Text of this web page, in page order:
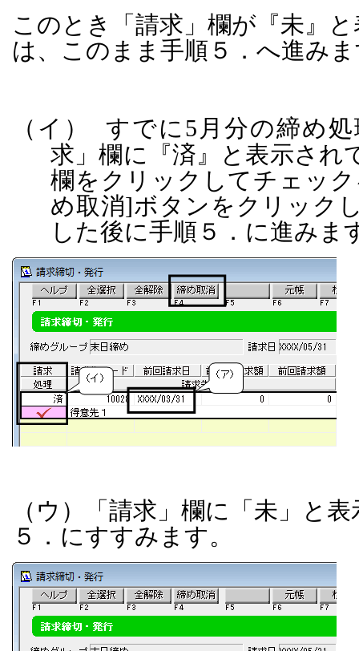
このとき「請求」欄が『未』
は、このまま手順５．へ進み
（イ） すでに 5 月分の締め
求」欄に『済』と表示され
欄をクリックしてチェッ
め取消]ボタンをクリック
した後に手順５．に進みま
（ウ）「請求」欄に「未」と
５．にすすみます。